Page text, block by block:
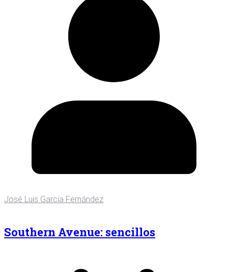
José Luis García Fernández
Southern Avenue: sencillos